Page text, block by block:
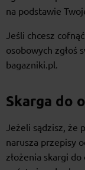
na podstawie
Jeśli chcesz
osobowych zgłoś
bagazniki.pl.
Skarga do
Jeżeli sądzisz, że
narusza przepisy
złożenia skargi